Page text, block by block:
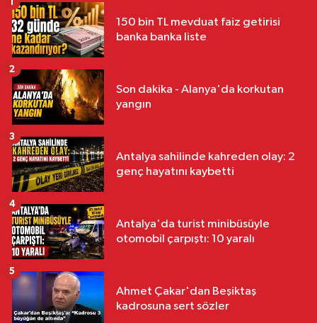
150 bin TL mevduat faiz getirisi
banka banka liste
Son dakika - Alanya'da korkutan
yangın
2
Antalya sahilinde kahreden olay: 2
genç hayatını kaybetti
3
Antalya'da turist minibüsüyle
otomobil çarpıştı: 10 yaralı
4
Ahmet Çakar'dan Beşiktaş
kadrosuna sert sözler
5